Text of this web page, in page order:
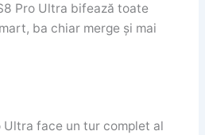
Pro Ultra bifează toate
ba chiar merge și mai
Ultra face un tur complet al